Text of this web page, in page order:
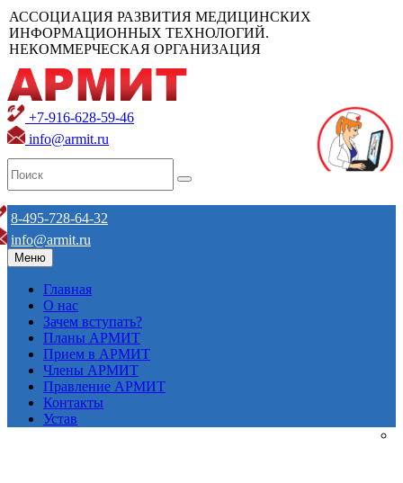
АССОЦИАЦИЯ РАЗВИТИЯ МЕДИЦИНСКИХ
ИНФОРМАЦИОННЫХ ТЕХНОЛОГИЙ.
НЕКОММЕРЧЕСКАЯ ОРГАНИЗАЦИЯ
+7-916-628-59-46
info@armit.ru
8-495-728-64-32
info@armit.ru
Меню
Главная
О нас
Зачем вступать?
Планы АРМИТ
Прием в АРМИТ
Члены АРМИТ
Правление АРМИТ
Контакты
Устав